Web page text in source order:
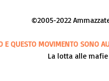
©2005-2022
E QUESTO MOVIMENTO SONO
La lotta alle